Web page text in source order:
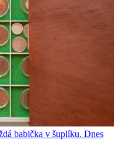
babička v šuplíku. Dnes